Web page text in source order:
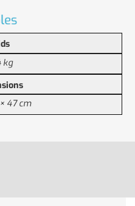
kg
47 cm